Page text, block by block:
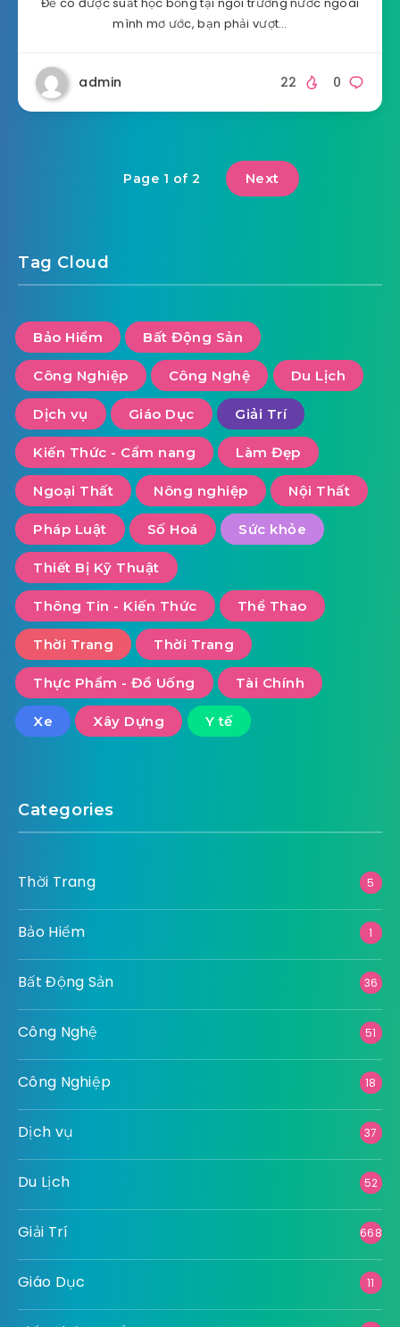
mình mơ ước, bạn phải vượt…
admin 0
22
Page 1 of 2 Next
Tag Cloud
Bảo Hiểm Bất Động Sản
Công Nghiệp Công Nghệ Du Lịch
Dịch vụ Giáo Dục Giải Trí
Kiến Thức - Cẩm nang Làm Đẹp
Ngoại Thất Nông nghiệp Nội Thất
Pháp Luật Số Hoá Sức khỏe
Thiết Bị Kỹ Thuật
Thông Tin - Kiến Thức Thể Thao
Thời Trang Thời Trang
Thực Phẩm - Đồ Uống Tài Chính
Xe Xây Dựng Y tế
Categories
Thời Trang 5
Bảo Hiểm 1
Bất Động Sản 36
Công Nghệ 51
Công Nghiệp 18
Dịch vụ 37
Du Lịch 52
Giải Trí 668
Giáo Dục 11